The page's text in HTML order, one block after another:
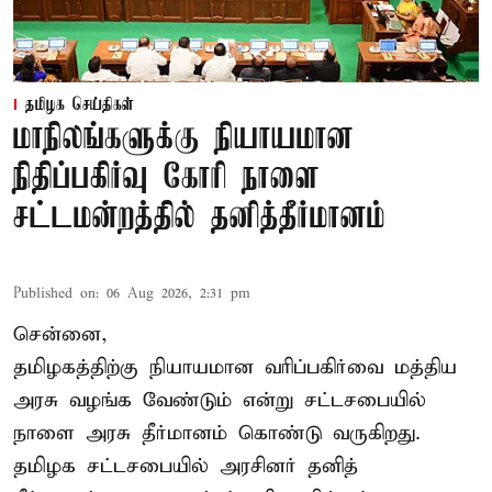
தமிழக செய்திகள்
மாநிலங்களுக்கு நியாயமான
நிதிப்பகிர்வு கோரி நாளை
சட்டமன்றத்தில் தனித்தீர்மானம்
Published on: 06 Aug 2026, 2:31 pm
சென்னை,
தமிழகத்திற்கு நியாயமான வரிப்பகிர்வை மத்திய
அரசு வழங்க வேண்டும் என்று சட்டசபையில்
நாளை அரசு தீர்மானம் கொண்டு வருகிறது.
தமிழக சட்டசபையில் அரசினர் தனித்